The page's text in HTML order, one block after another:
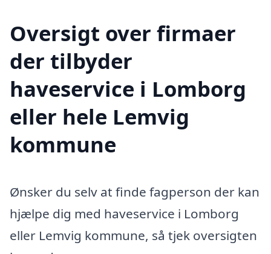
Oversigt over firmaer
der tilbyder
haveservice i Lomborg
eller hele Lemvig
kommune
Ønsker du selv at finde fagperson der kan
hjælpe dig med haveservice i Lomborg
eller Lemvig kommune, så tjek oversigten